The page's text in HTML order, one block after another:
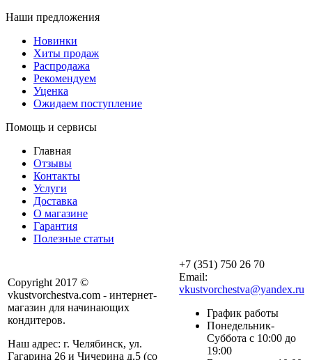
Наши предложения
Новинки
Хиты продаж
Распродажа
Рекомендуем
Уценка
Ожидаем поступление
Помощь и сервисы
Главная
Отзывы
Контакты
Услуги
Доставка
О магазине
Гарантия
Полезные статьи
Copyright 2017 ©
vkustvorchestva.com - интернет-
магазин для начинающих
кондитеров.
Наш адрес: г. Челябинск, ул.
Гагарина 26 и Чичерина д.5 (со
+7 (351) 750 26 70
Email:
vkustvorchestva@yandex.ru
График работы
Понедельник-
Суббота с 10:00 до
19:00